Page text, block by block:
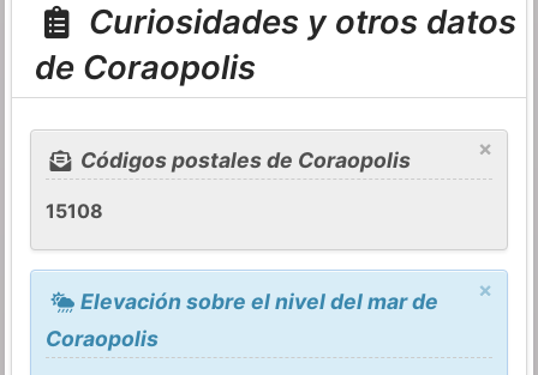
Curiosidades y otros datos
de Coraopolis
×
Códigos postales de Coraopolis
15108
×
Elevación sobre el nivel del mar de
Coraopolis